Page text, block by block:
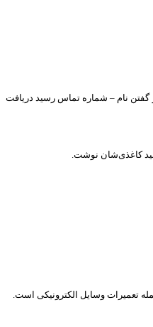
و گفتن نام – شماره تماس رسید دریافت
کاغذی‌‌شان نوشت.
تعمیرات وسایل الکترونیکی است.